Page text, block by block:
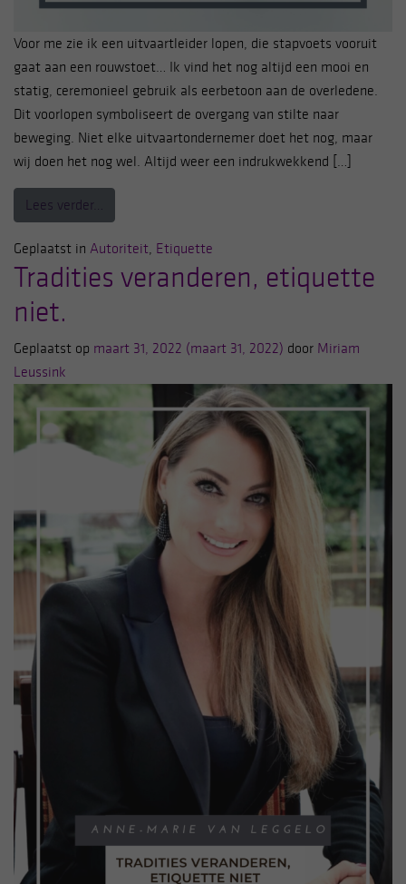
Voor me zie ik een uitvaartleider lopen, die stapvoets vooruit
gaat aan een rouwstoet… Ik vind het nog altijd een mooi en
statig, ceremonieel gebruik als eerbetoon aan de overledene.
Dit voorlopen symboliseert de overgang van stilte naar
beweging. Niet elke uitvaartondernemer doet het nog, maar
wij doen het nog wel. Altijd weer een indrukwekkend […]
Lees verder…
Geplaatst in Autoriteit, Etiquette
Tradities veranderen, etiquette
niet.
Geplaatst op maart 31, 2022 (maart 31, 2022) door Miriam
Leussink